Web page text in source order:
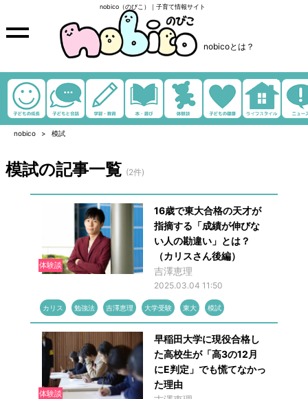
nobico（のびこ）｜子育て情報サイト
nobicoとは？
nobico 模試
模試の記事一覧 (2件)
体験談
16歳で東大合格の天才が
指摘する「成績が伸びな
い人の勘違い」とは？
（カリスさん後編）
吉澤恵理
2025.03.04 11:50
カリス 勉強法 吉澤恵理 大学受験 東大 模試
体験談
早稲田大学に現役合格し
た高校生が「高3の12月
にE判定」でも慌てなかっ
た理由